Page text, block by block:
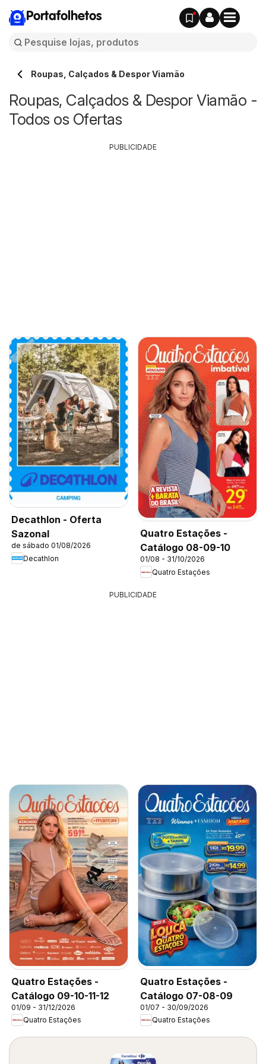
Portafolhetos
Roupas, Calçados & Despor Viamão
Roupas, Calçados & Despor Viamão -
Todos os Ofertas
Decathlon - Oferta
Sazonal
de sábado 01/08/2026
Decathlon
Quatro Estações -
Catálogo 08-09-10
01/08 - 31/10/2026
Quatro Estações
PUBLICIDADE
PUBLICIDADE
Quatro Estações -
Catálogo 09-10-11-12
01/09 - 31/12/2026
Quatro Estações
Quatro Estações -
Catálogo 07-08-09
01/07 - 30/09/2026
Quatro Estações